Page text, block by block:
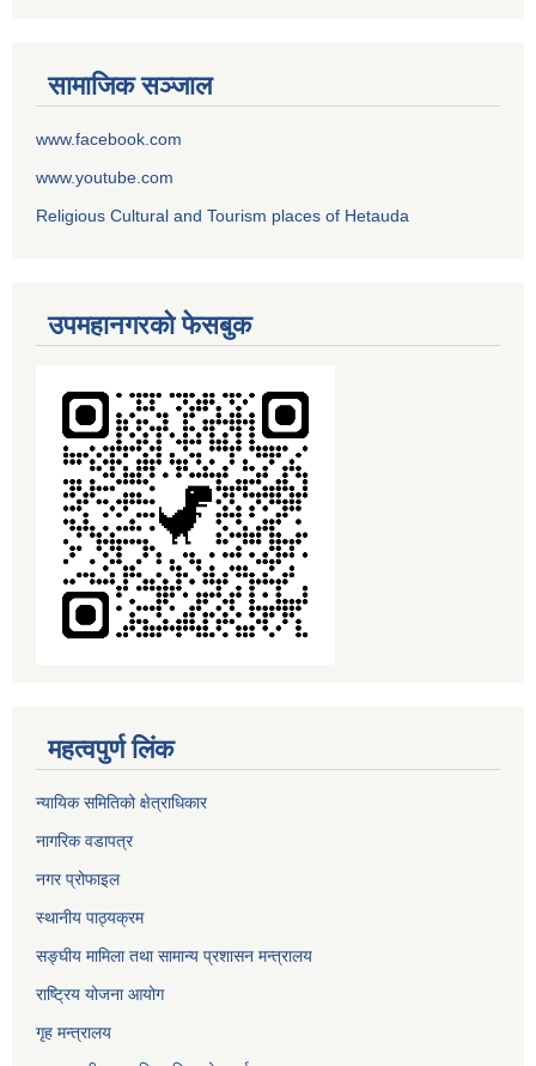
सामाजिक सञ्जाल
www.facebook.com
www.youtube.com
Religious Cultural and Tourism places of Hetauda
उपमहानगरको फेसबुक
महत्वपुर्ण लिंक
न्यायिक समितिको क्षेत्राधिकार
नागरिक वडापत्र
नगर प्रोफाइल
स्थानीय पाठ्यक्रम
सङ्घीय मामिला तथा सामान्य प्रशासन मन्त्रालय
राष्ट्रिय योजना आयोग
गृह मन्त्रालय